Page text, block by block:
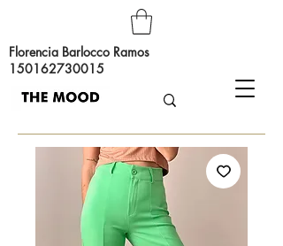
Florencia Barlocco Ramos
150162730015